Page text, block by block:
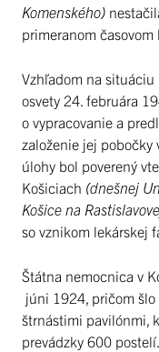
Komenského)
primeranom časovom
Vzhľadom na situáciu
osvety 24. februára
o vypracovanie a
založenie jej pobočky
úlohy bol poverený
Košiciach (dnešnej
Košice na
so vznikom lekárskej
Štátna nemocnica v
júni 1924, pričom šlo
štrnástimi pavilónmi,
prevádzky 600